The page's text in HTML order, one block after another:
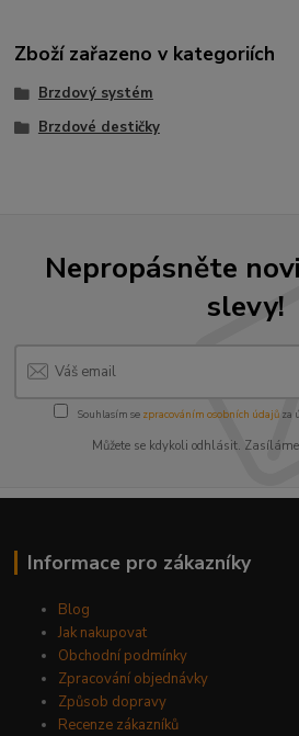
Zboží zařazeno v kategoriích
Brzdový systém
Brzdové destičky
Nepropásněte
slevy!
Souhlasím se zpracováním osobních údajůza
Můžete se kdykoli odhlásit.
Informace pro zákazníky
Blog
Jak nakupovat
Obchodní podmínky
Zpracování objednávky
Způsob dopravy
Recenze zákazníků